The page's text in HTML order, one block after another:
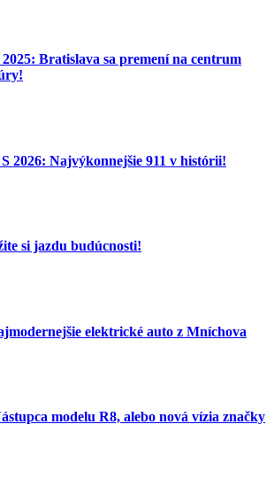
Bratislava sa premení na centrum
2026: Najvýkonnejšie 911 v histórii!
si jazdu budúcnosti!
elektrické auto z Mníchova
modelu R8, alebo nová vízia značky